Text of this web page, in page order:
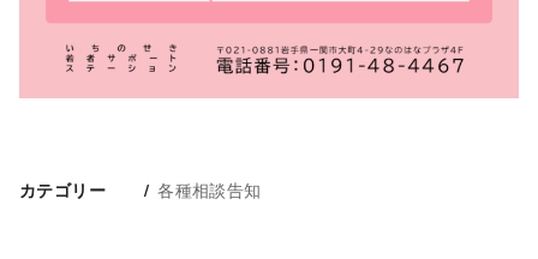
カテゴリー 各種相談告知